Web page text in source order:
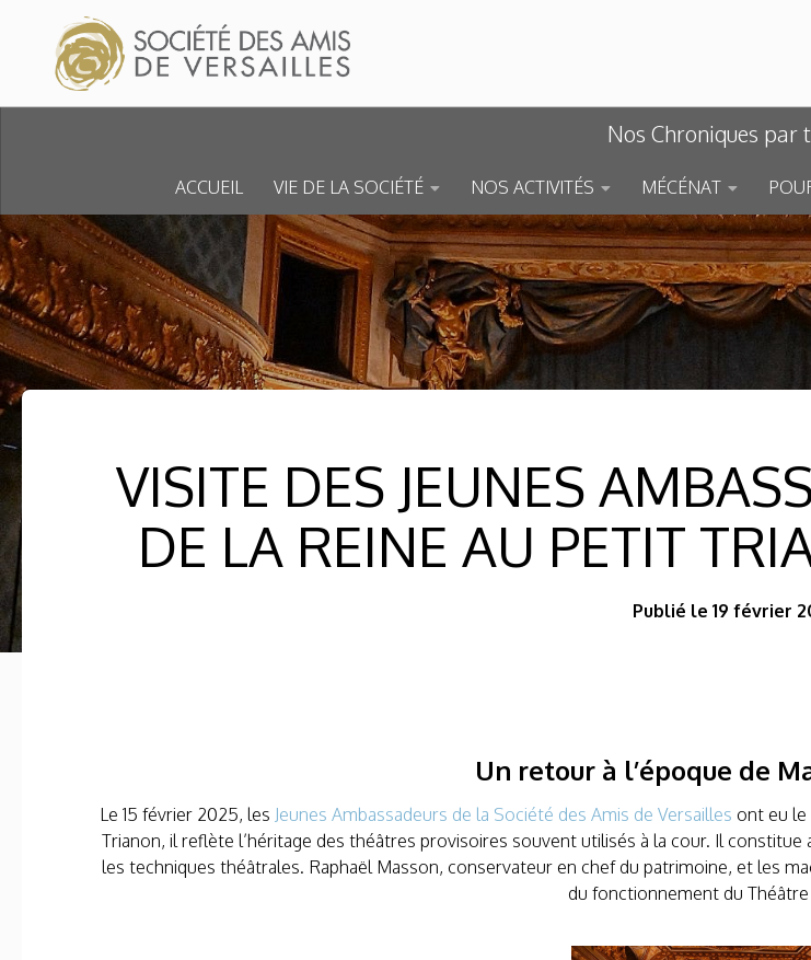
Skip to content
Nos Chroniques par
ACCUEIL VIE DE LA SOCIÉTÉ NOS ACTIVITÉS MÉCÉNAT
VISITE DES JEUNES
DE LA REINE AU PETIT
Publié le 19 février
Un retour à l’époque de
Le 15 février 2025, les Jeunes Ambassadeurs de la Société des Amis de Versailles ont eu le
Trianon, il reflète l’héritage des théâtres provisoires souvent utilisés à la cour. Il
les techniques théâtrales. Raphaël Masson, conservateur en chef du patrimoine, et les
du fonctionnement du Théâtre